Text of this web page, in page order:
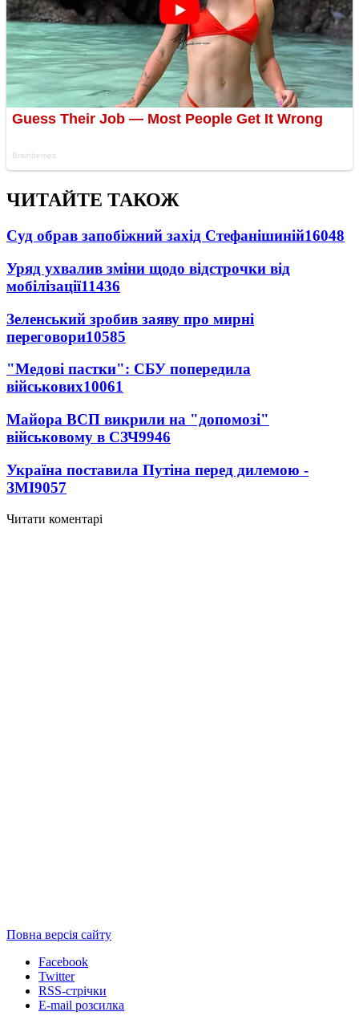
ЧИТАЙТЕ ТАКОЖ
Суд обрав запобіжний захід Стефанішиній16048
Уряд ухвалив зміни щодо відстрочки від
мобілізації11436
Зеленський зробив заяву про мирні
переговори10585
"Медові пастки": СБУ попередила
військових10061
Майора ВСП викрили на "допомозі"
військовому в СЗЧ9946
Україна поставила Путіна перед дилемою -
ЗМІ9057
Читати коментарі
Повна версія сайту
Facebook
Twitter
RSS-стрічки
E-mail розсилка